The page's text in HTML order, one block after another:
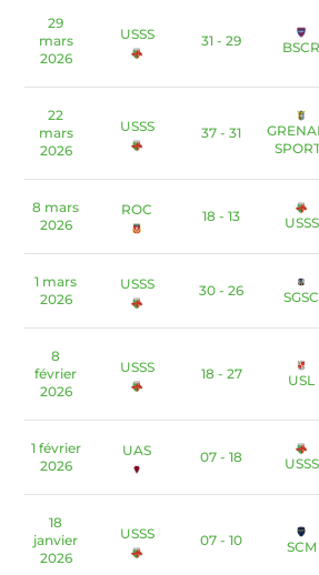
29
mars
2026
USSS 31 - 29 BSCR
22
mars
2026
USSS 37 - 31
8 mars
2026
ROC 18 - 13 USSS
1 mars
2026
USSS 30 - 26 SGSC
8
février
2026
USSS 18 - 27 USL
1 février
2026
UAS 07 - 18 USSS
18
janvier
2026
USSS 07 - 10 SCM